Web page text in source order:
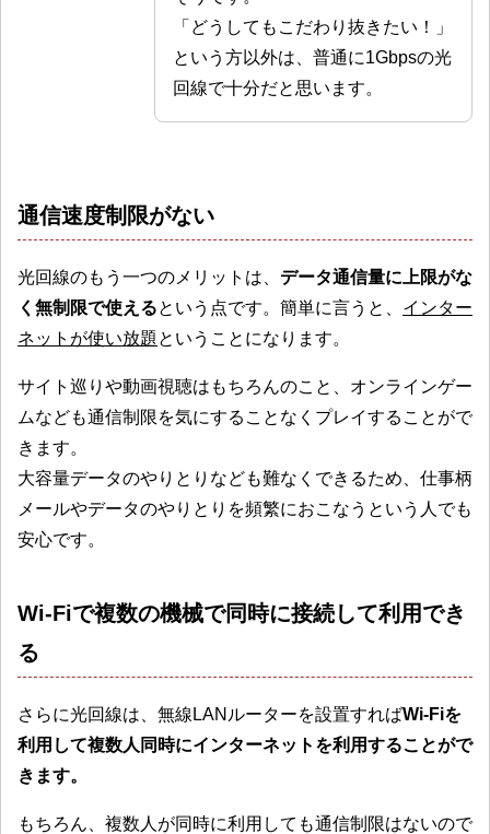
「どうしてもこだわり抜きたい！」
という方以外は、普通に1Gbpsの光
回線で十分だと思います。
通信速度制限がない
光回線のもう一つのメリットは、 データ通信量に上限がな
く無制限で使えるという点です。簡単に言うと、 インター
ネットが使い放題 ということになります。
サイト巡りや動画視聴はもちろんのこと、オンラインゲー
ムなども通信制限を気にすることなくプレイすることがで
きます。
大容量データのやりとりなども難なくできるため、仕事柄
メールやデータのやりとりを頻繁におこなうという人でも
安心です。
Wi-Fiで複数の機械で同時に接続して利用でき
る
さらに光回線は、無線LANルーターを設置すればWi-Fiを
利用して複数人同時にインターネットを利用することがで
きます。
もちろん、複数人が同時に利用しても通信制限はないので